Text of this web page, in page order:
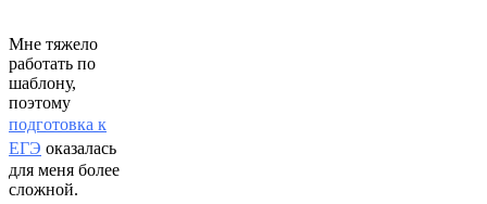
Мне тяжело
работать по
шаблону,
поэтому
подготовка к
ЕГЭ оказалась
для меня более
сложной.